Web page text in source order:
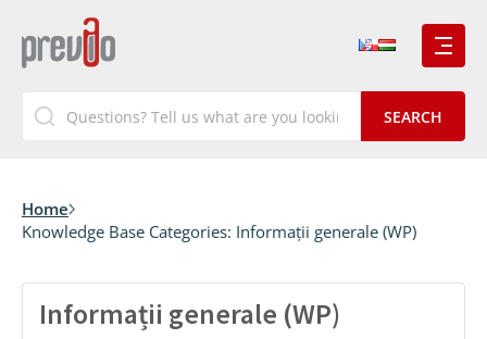
Home
Knowledge Base Categories: Informații generale (WP)
Informații generale (WP)